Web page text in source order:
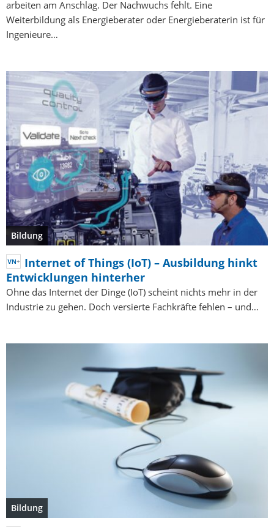
arbeiten am Anschlag. Der Nachwuchs fehlt. Eine
Weiterbildung als Energieberater oder Energieberaterin ist für
Ingenieure…
Bildung
Internet of Things (IoT) – Ausbildung hinkt
Entwicklungen hinterher
Ohne das Internet der Dinge (IoT) scheint nichts mehr in der
Industrie zu gehen. Doch versierte Fachkräfte fehlen – und…
Bildung